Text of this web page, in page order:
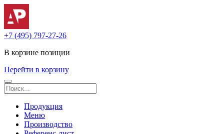
+7 (495) 797-27-26
В корзине позиции
Перейти в корзину
Продукция
Меню
Производство